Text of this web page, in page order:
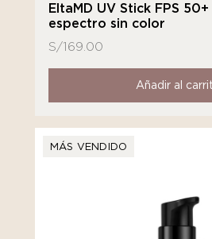
EltaMD UV Stick FPS
espectro sin color
S/169.00
Añadir al
MÁS VENDIDO